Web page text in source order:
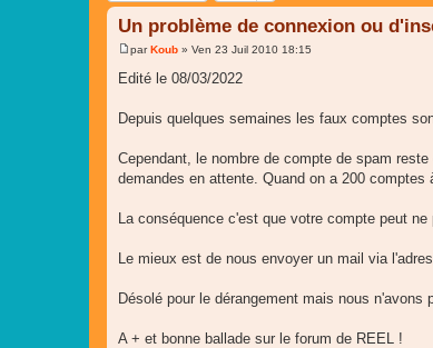
Un problème de connexion ou
M
e
s
g
parKoub » Ven 23 Juil 2010 18:15
Edité le 08/03/2022
Depuis quelques semaines les faux comptes
Cependant, le nombre de compte de spam
demandes en attente. Quand on a 200 comptes
La conséquence c'est que votre compte peut
Le mieux est de nous envoyer un mail via
Désolé pour le dérangement mais nous n'avons
A + et bonne ballade sur le forum de REEL !